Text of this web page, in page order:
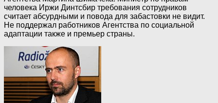
человека Иржи Динтсбир требования сотрудников
считает абсурдными и повода для забастовки не видит.
Не поддержал работников Агентства по социальной
адаптации также и премьер страны.